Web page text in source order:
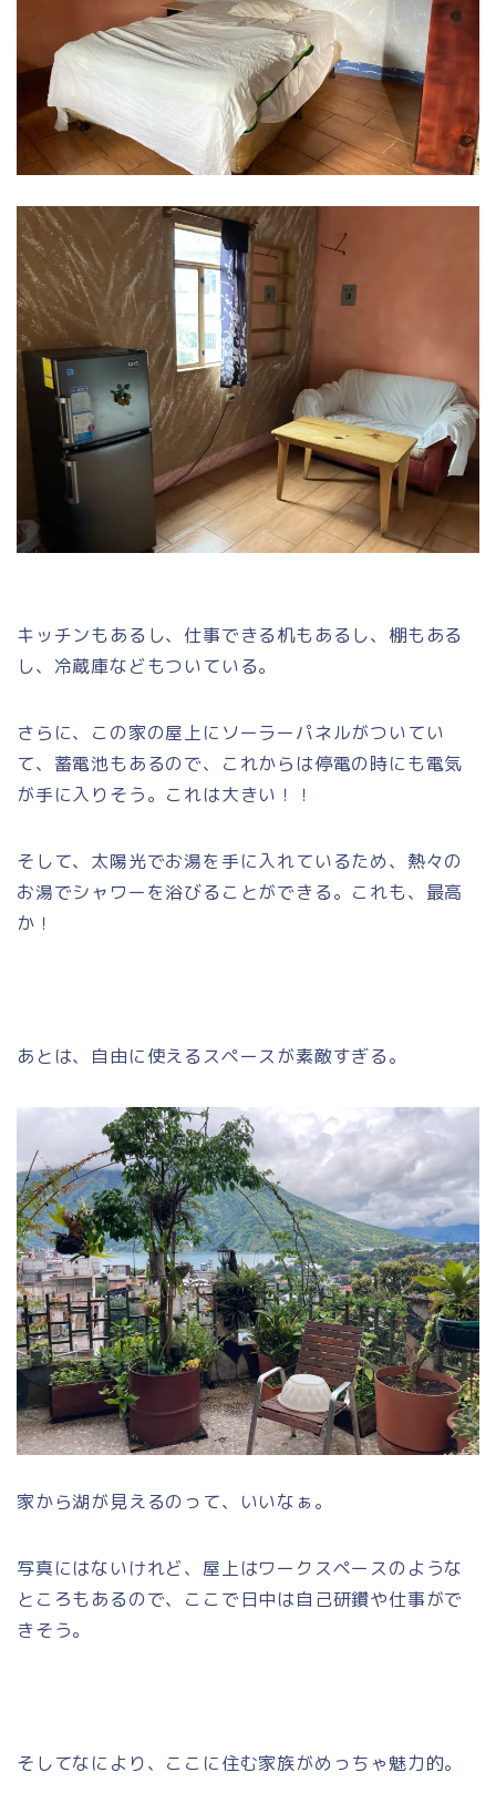
キッチンもあるし、仕事できる机もあるし、棚もある
し、冷蔵庫などもついている。
さらに、この家の屋上にソーラーパネルがついてい
て、蓄電池もあるので、これからは停電の時にも電気
が手に入りそう。これは大きい！！
そして、太陽光でお湯を手に入れているため、熱々の
お湯でシャワーを浴びることができる。これも、最高
か！
あとは、自由に使えるスペースが素敵すぎる。
家から湖が見えるのって、いいなぁ。
写真にはないけれど、屋上はワークスペースのような
ところもあるので、ここで日中は自己研鑽や仕事がで
きそう。
そしてなにより、ここに住む家族がめっちゃ魅力的。